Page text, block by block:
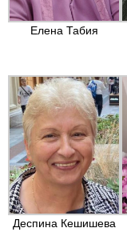
Елена Табия
Деспина Кешишева